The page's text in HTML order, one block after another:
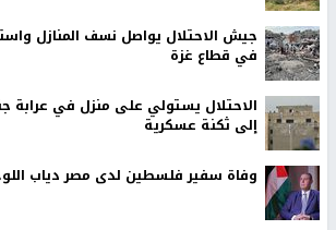
جيش الاحتلال يواصل نسف المنازل
في قطاع غزة
الاحتلال يستولي على منزل في عرابة
إلى ثكنة عسكرية
وفاة سفير فلسطين لدى مصر دياب